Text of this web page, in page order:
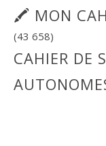
🖍 MON
(43 658)
CAHIER DE